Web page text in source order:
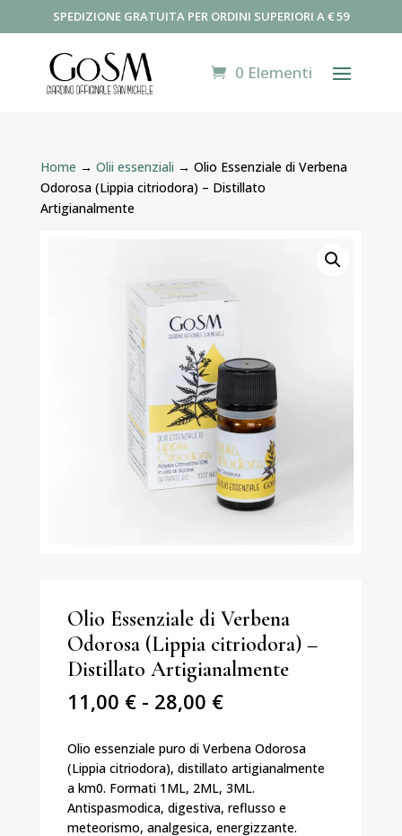
SPEDIZIONE GRATUITA PER ORDINI SUPERIORI A € 59
0 Elementi
Home → Olii essenziali → Olio Essenziale di Verbena
Odorosa (Lippia citriodora) – Distillato
Artigianalmente
Olio Essenziale di Verbena
Odorosa (Lippia citriodora) –
Distillato Artigianalmente
11,00 € - 28,00 €Fascia
prezzo:
da
11,00 €
a
28,00 €
Olio essenziale puro di Verbena Odorosa
(Lippia citriodora), distillato artigianalmente
a km0. Formati 1ML, 2ML, 3ML.
Antispasmodica, digestiva, reflusso e
meteorismo, analgesica, energizzante.